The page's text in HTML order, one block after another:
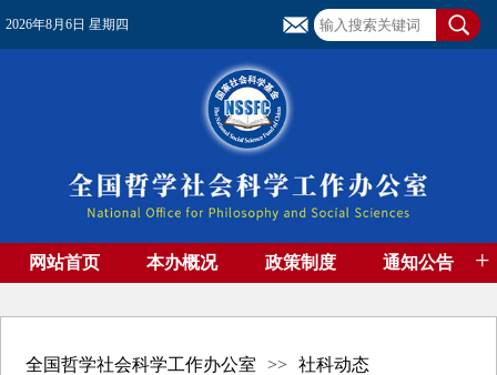
2026年8月6日 星期四
网站首页 本办概况 政策制度 通知公告 +
全国哲学社会科学工作办公室 >> 社科动态